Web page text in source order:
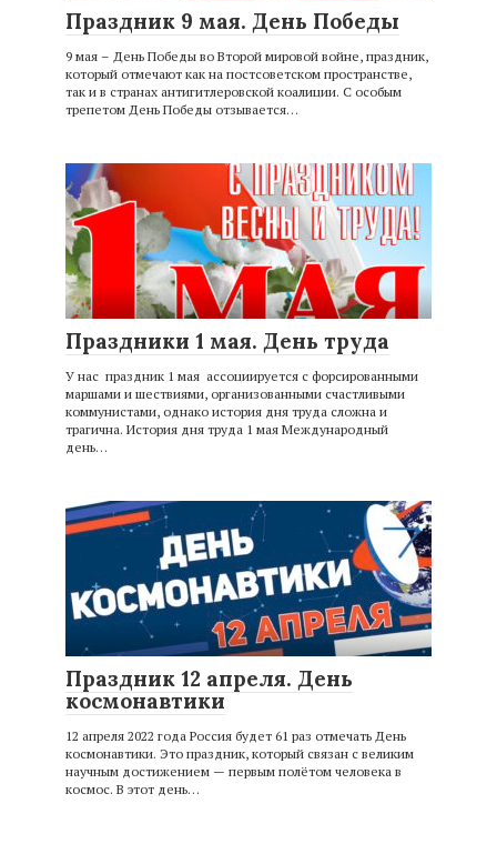
Праздник 9 мая. День Победы
9 мая – День Победы во Второй мировой войне, праздник,
который отмечают как на постсоветском пространстве,
так и в странах антигитлеровской коалиции. С особым
трепетом День Победы отзывается…
Праздники 1 мая. День труда
У нас праздник 1 мая ассоциируется с форсированными
маршами и шествиями, организованными счастливыми
коммунистами, однако история дня труда сложна и
трагична. История дня труда 1 мая Международный
день…
Праздник 12 апреля. День
космонавтики
12 апреля 2022 года Россия будет 61 раз отмечать День
космонавтики. Это праздник, который связан с великим
научным достижением — первым полётом человека в
космос. В этот день…